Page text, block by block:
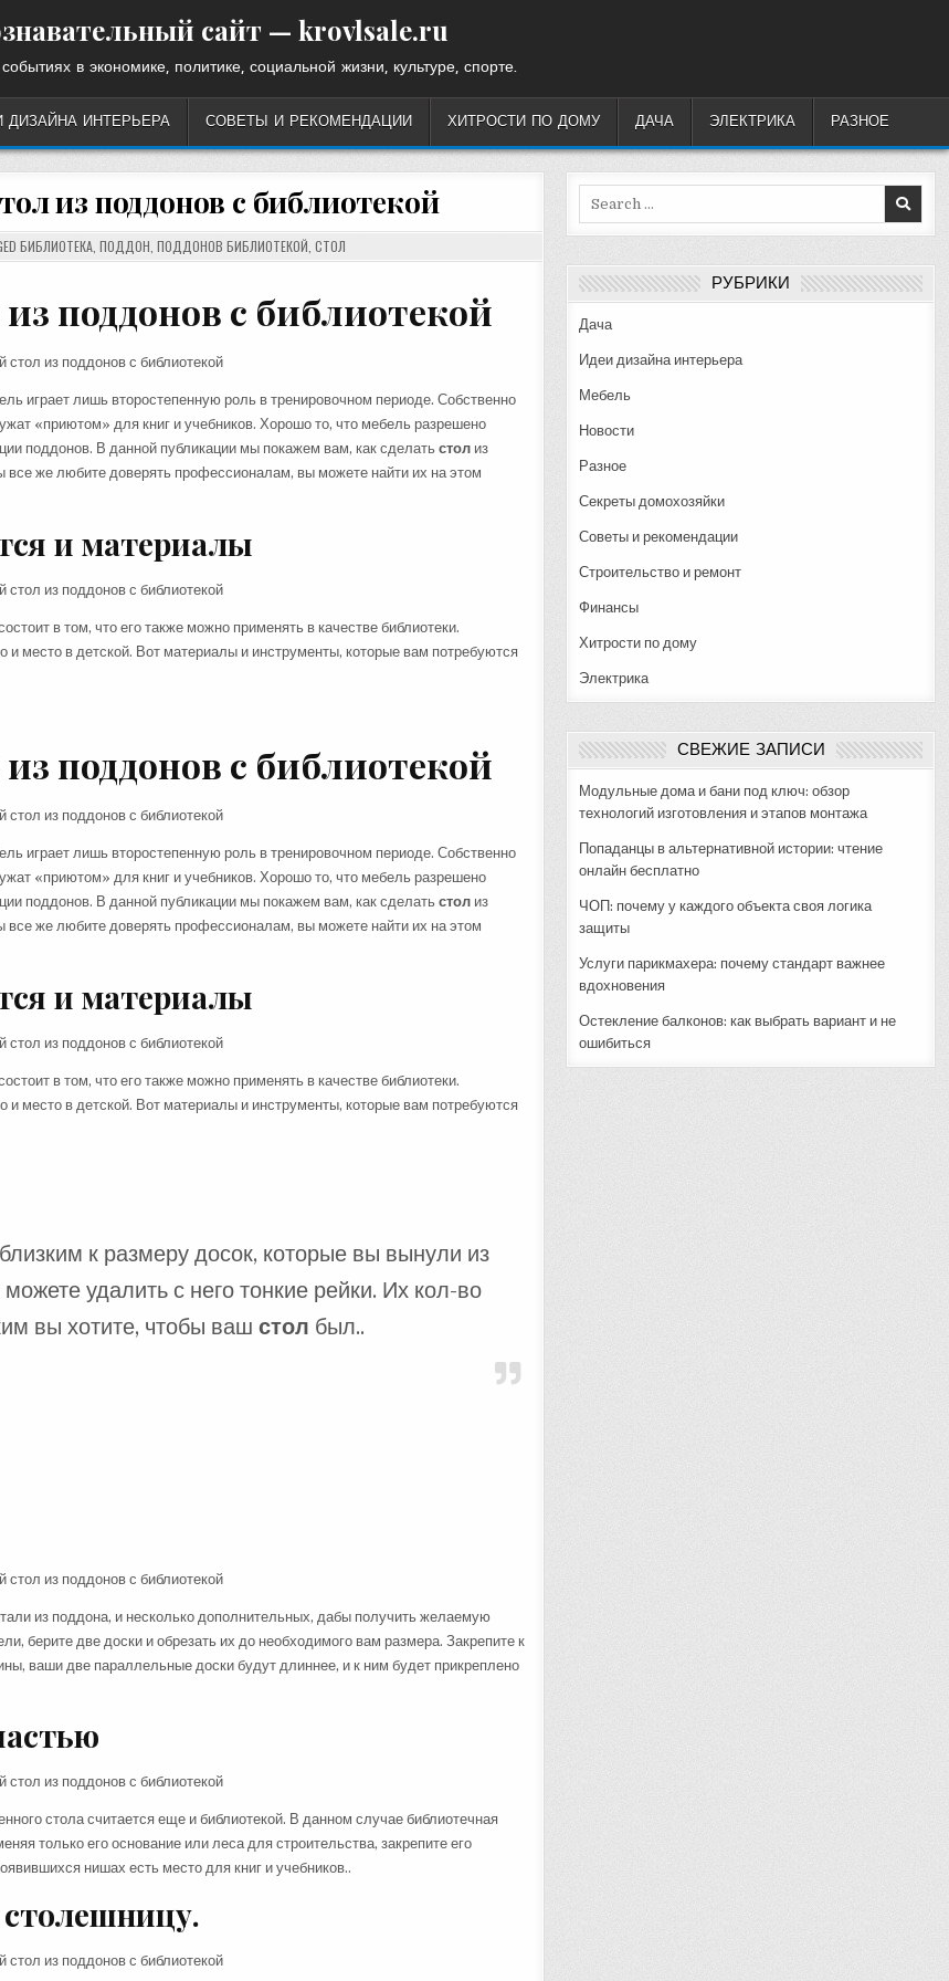
сайт — krovlsale.ru
в экономике, политике, социальной жизни, культуре, спорте.
ДИЗАЙНА ИНТЕРЬЕРА СОВЕТЫ И РЕКОМЕНДАЦИИ ХИТРОСТИ ПО ДОМУ ДАЧА ЭЛЕКТРИКА РАЗНОЕ
из поддонов с библиотекой
БИБЛИОТЕКА, ПОДДОН ПОДДОНОВ БИБЛИОТЕКОЙ СТОЛ
из поддонов с библиотекой
играет лишь второстепенную роль в тренировочном периоде. Собственно
«приютом» для книг и учебников. Хорошо то, что мебель разрешено
поддонов. В данной публикации мы покажем вам, как сделатьстол из
все же любите доверять профессионалам, вы можете найти их на этом
и материалы
в том, что его также можно применять в качестве библиотеки.
место в детской. Вот материалы и инструменты, которые вам потребуются
из поддонов с библиотекой
играет лишь второстепенную роль в тренировочном периоде. Собственно
«приютом» для книг и учебников. Хорошо то, что мебель разрешено
поддонов. В данной публикации мы покажем вам, как сделатьстол из
все же любите доверять профессионалам, вы можете найти их на этом
и материалы
в том, что его также можно применять в качестве библиотеки.
место в детской. Вот материалы и инструменты, которые вам потребуются
к размеру досок, которые вы вынули из
удалить с него тонкие рейки. Их кол-во
вы хотите, чтобы ваш стол был..
из поддона, и несколько дополнительных, дабы получить желаемую
берите две доски и обрезать их до необходимого вам размера. Закрепите к
ваши две параллельные доски будут длиннее, и к ним будет прикреплено
стола считается еще и библиотекой. В данном случае библиотечная
только его основание или леса для строительства, закрепите его
нишах есть место для книг и учебников..
РУБРИКИ
Дача
Идеи дизайна интерьера
Мебель
Новости
Разное
Секреты домохозяйки
Советы и рекомендации
Строительство и ремонт
Финансы
Хитрости по дому
Электрика
СВЕЖИЕ ЗАПИСИ
Модульные дома и бани под ключ: обзор
технологий изготовления и этапов монтажа
Попаданцы в альтернативной истории: чтение
онлайн бесплатно
ЧОП: почему у каждого объекта своя логика
защиты
Услуги парикмахера: почему стандарт важнее
вдохновения
Остекление балконов: как выбрать вариант и не
ошибиться